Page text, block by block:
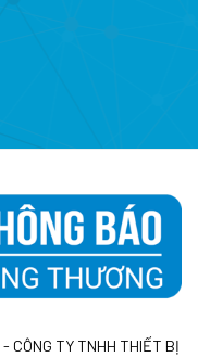
- CÔNG TY TNHH THIẾT BỊ